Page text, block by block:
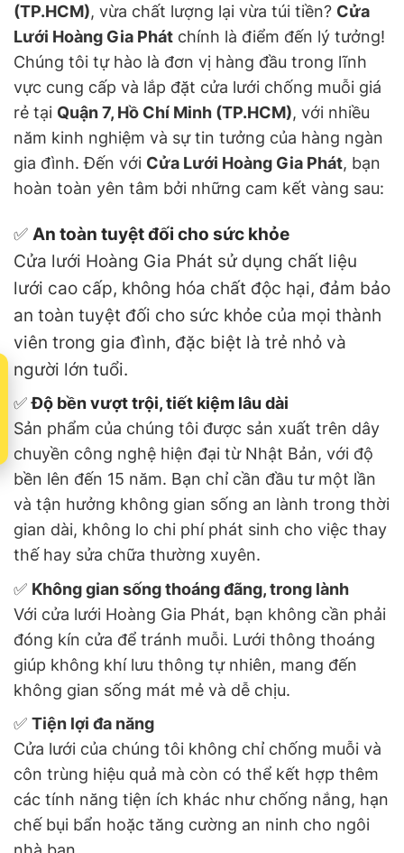
(TP.HCM), vừa chất lượng lại vừa túi tiền? Cửa
Lưới Hoàng Gia Phát chính là điểm đến lý tưởng!
Chúng tôi tự hào là đơn vị hàng đầu trong lĩnh
vực cung cấp và lắp đặt cửa lưới chống muỗi giá
rẻ tại Quận 7, Hồ Chí Minh (TP.HCM), với nhiều
năm kinh nghiệm và sự tin tưởng của hàng ngàn
gia đình. Đến với Cửa Lưới Hoàng Gia Phát, bạn
hoàn toàn yên tâm bởi những cam kết vàng sau:
✅ An toàn tuyệt đối cho sức khỏe
Cửa lưới Hoàng Gia Phát sử dụng chất liệu
lưới cao cấp, không hóa chất độc hại, đảm bảo
an toàn tuyệt đối cho sức khỏe của mọi thành
viên trong gia đình, đặc biệt là trẻ nhỏ và
người lớn tuổi.
✅Độ bền vượt trội, tiết kiệm lâu dài
Sản phẩm của chúng tôi được sản xuất trên dây
chuyền công nghệ hiện đại từ Nhật Bản, với độ
bền lên đến 15 năm. Bạn chỉ cần đầu tư một lần
và tận hưởng không gian sống an lành trong thời
gian dài, không lo chi phí phát sinh cho việc thay
thế hay sửa chữa thường xuyên.
✅ Không gian sống thoáng đãng, trong lành
Với cửa lưới Hoàng Gia Phát, bạn không cần phải
đóng kín cửa để tránh muỗi. Lưới thông thoáng
giúp không khí lưu thông tự nhiên, mang đến
không gian sống mát mẻ và dễ chịu.
✅ Tiện lợi đa năng
Cửa lưới của chúng tôi không chỉ chống muỗi và
côn trùng hiệu quả mà còn có thể kết hợp thêm
các tính năng tiện ích khác như chống nắng, hạn
chế bụi bẩn hoặc tăng cường an ninh cho ngôi